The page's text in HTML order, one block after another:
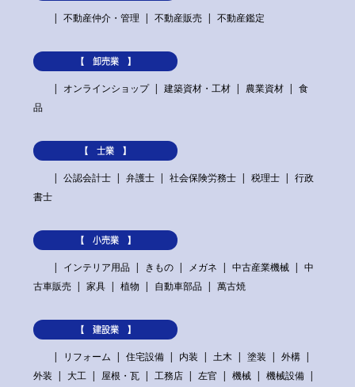
不動産仲介・管理 不動産販売 不動産鑑定
【 卸売業 】
オンラインショップ
建築資材・工材 農業資材
食
品
【 士業 】
公認会計士
弁護士 社会保険労務士 税理士
行政
書士
【 小売業 】
インテリア用品
きもの メガネ 中古産業機械
中
古車販売
家具 植物 自動車部品 萬古焼
【 建設業 】
リフォーム
住宅設備 内装 土木 塗装
外構
外装
大工 屋根・瓦 工務店 左官 機械
機械設備